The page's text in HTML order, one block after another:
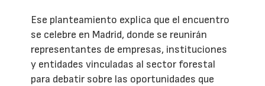
Ese planteamiento explica que el encuentro
se celebre en Madrid, donde se reunirán
representantes de empresas, instituciones
y entidades vinculadas al sector forestal
para debatir sobre las oportunidades que